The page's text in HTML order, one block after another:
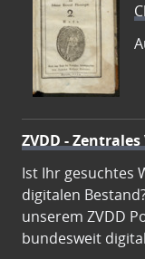
ZVDD -
Ist Ihr gesuchtes
digitalen
unserem ZVDD
bundesweit